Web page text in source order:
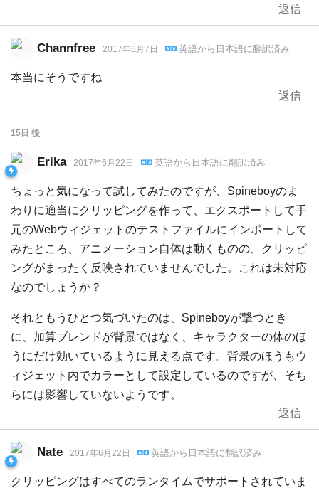
返信
Channfree 2017年6月7日 英語から 日本語に翻訳済み
本当にそうですね
返信
15日 後
Erika 2017年6月22日 英語から 日本語に翻訳済み
ちょっと気になって試してみたのですが、Spineboyのま
わりに適当にクリッピングを作って、エクスポートして手
元のWebウィジェットのテストファイルにインポートして
みたところ、アニメーション自体は動くものの、クリッピ
ングがまったく反映されていませんでした。これは未対応
なのでしょうか？
それともうひとつ気づいたのは、Spineboyが撃つとき
に、加算ブレンドが背景ではなく、キャラクターの体のほ
うにだけ効いているように見える点です。背景のほうもウ
ィジェット内でカラーとして設定しているのですが、そち
らには影響していないようです。
返信
Nate 2017年6月22日 英語から 日本語に翻訳済み
クリッピングはすべてのランタイムでサポートされていま